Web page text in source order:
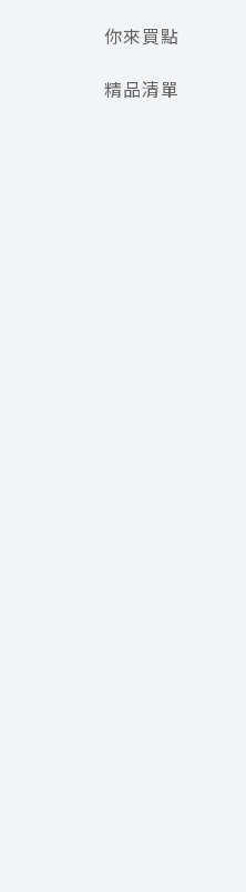
你來買點
精品清單